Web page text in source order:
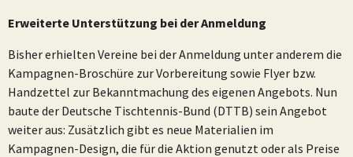
Erweiterte Unterstützung bei der Anmeldung
Bisher erhielten Vereine bei der Anmeldung unter anderem die
Kampagnen-Broschüre zur Vorbereitung sowie Flyer bzw.
Handzettel zur Bekanntmachung des eigenen Angebots. Nun
baute der Deutsche Tischtennis-Bund (DTTB) sein Angebot
weiter aus: Zusätzlich gibt es neue Materialien im
Kampagnen-Design, die für die Aktion genutzt oder als Preise